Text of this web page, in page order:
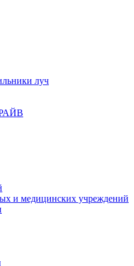
луч
и медицинских учреждений